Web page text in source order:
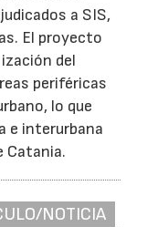
a SIS,
El proyecto
del
periféricas
lo que
e interurbana
Catania.
NOTICIA